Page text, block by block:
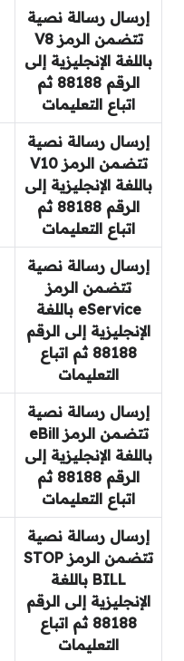
إرسال رسالة نصية
تتضمن الرمز V8
باللغة الإنجليزية إلى
الرقم 88188 ثم
اتباع التعليمات
إرسال رسالة نصية
تتضمن الرمز V10
باللغة الإنجليزية إلى
الرقم 88188 ثم
اتباع التعليمات
إرسال رسالة نصية
تتضمن الرمز
eService باللغة
الإنجليزية إلى الرقم
88188 ثم اتباع
التعليمات
إرسال رسالة نصية
تتضمن الرمز eBill
باللغة الإنجليزية إلى
الرقم 88188 ثم
اتباع التعليمات
إرسال رسالة نصية
تتضمن الرمز STOP
BILL باللغة
الإنجليزية إلى الرقم
88188 ثم اتباع
التعليمات